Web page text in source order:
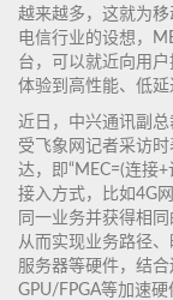
越来越多，这就为
电信行业的设想，
台，可以就近向用
体验到高性能、低延
近日，中兴通讯副
受飞象网记者采访
达，即“MEC=(连接
接入方式，比如4G
同一业务并获得相
从而实现业务路径
服务器等硬件，结
GPU/FPGA等加速